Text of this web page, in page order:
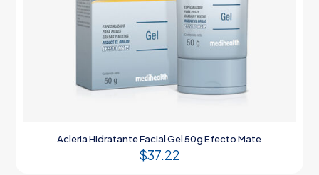
Acleria Hidratante Facial Gel 50g Efecto Mate
$37.22